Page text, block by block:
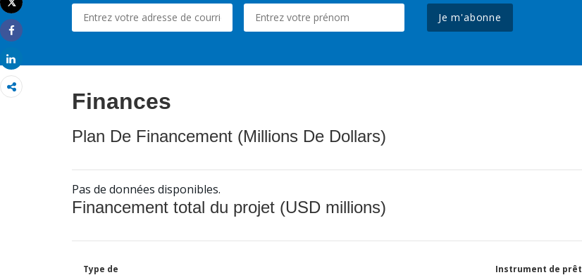
Imprimer
Tweet
Share
Je m'abonne
Finances
Plan De Financement (Millions De Dollars)
Pas de données disponibles.
Financement total du projet (USD millions)
Type de
Instrument de prêt